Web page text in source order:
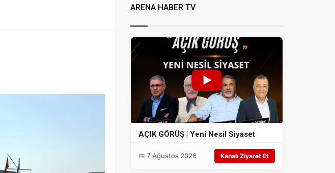
ARENA HABER TV
AÇIK GÖRÜŞ | Yeni Nesil Siyaset
📅 7 Ağustos 2026 Kanalı Ziyaret Et